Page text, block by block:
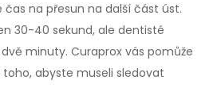
čas na přesun na další část úst.
30-40 sekund, ale dentisté
minuty. Curaprox vás pomůže
abyste museli sledovat